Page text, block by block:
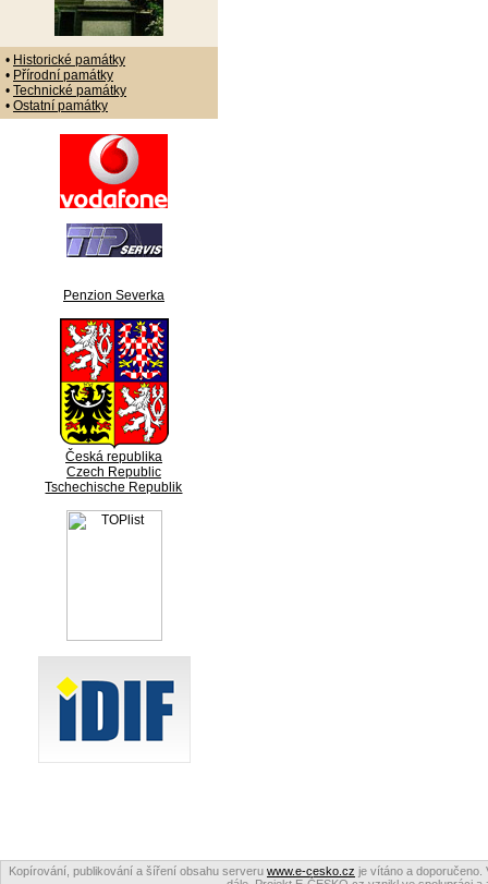
• Historické památky
• Přírodní památky
• Technické památky
• Ostatní památky
Penzion Severka
Česká republika
Czech Republic
Tschechische Republik
Kopírování, publikování a šíření obsahu serveru www.e-cesko.cz je vítáno a doporučeno.